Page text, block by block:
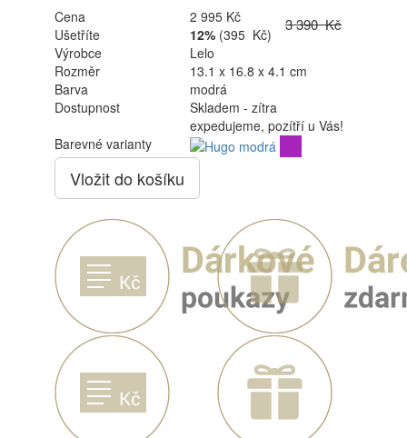
Cena 3 390 Kč
2 995 Kč
Ušetříte
12% (395 Kč)
Výrobce
Lelo
Rozměr
13.1 x 16.8 x 4.1 cm
Barva
modrá
Dostupnost
Skladem - zítra
expedujeme, pozítří u Vás!
Barevné varianty
Vložit do košíku